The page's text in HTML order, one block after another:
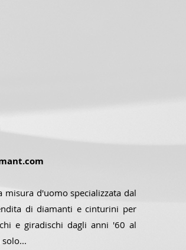
misura d'uomo specializzata dal
di diamanti e cinturini per
e giradischi dagli anni '60 al